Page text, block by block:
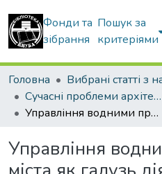
Фонди та
зібрання
Пошук за
критеріями
Головна
Сучасні проблеми архітектури та містобудування
Управління водними процесами міста як галузь діяльності ландшафтної архітектури
Управління